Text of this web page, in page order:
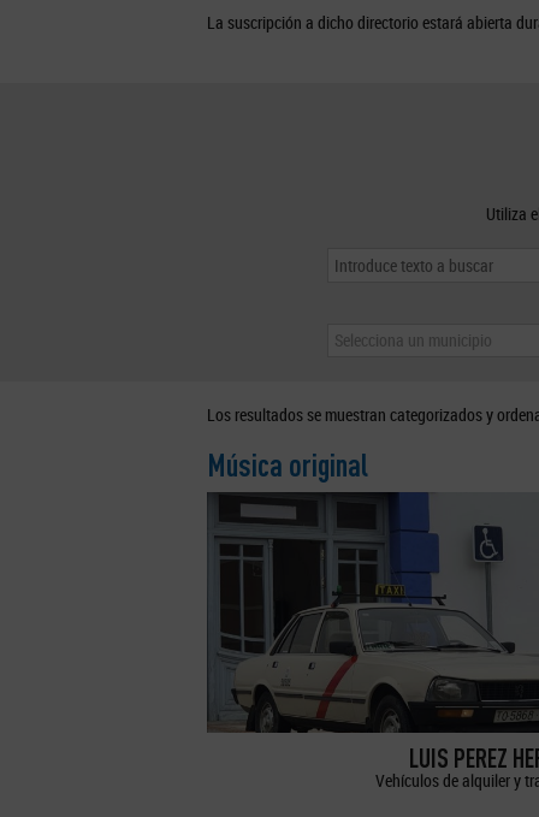
La suscripción a dicho directorio estará abierta
Utiliza
Selecciona un municipio
Los resultados se muestran categorizados y
Música original
LUIS PEREZ
Vehículos de alquiler y